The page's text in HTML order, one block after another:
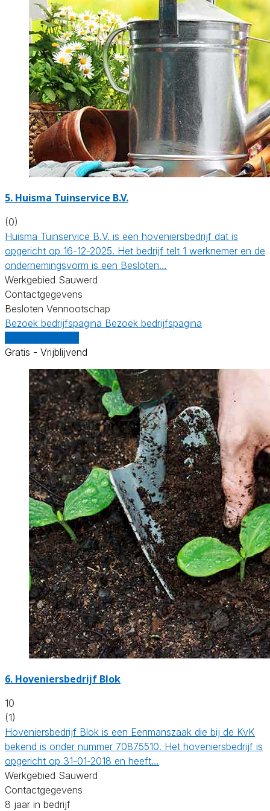
5. Huisma Tuinservice B.V.
(0)
Huisma Tuinservice B.V. is een hoveniersbedrijf dat is
opgericht op 16-12-2025. Het bedrijf telt 1 werknemer en de
ondernemingsvorm is een Besloten…
Werkgebied Sauwerd
Contactgegevens
Besloten Vennootschap
Bezoek bedrijfspagina Bezoek bedrijfspagina
Gratis - Vrijblijvend
6. Hoveniersbedrijf Blok
10
(1)
Hoveniersbedrijf Blok is een Eenmanszaak die bij de KvK
bekend is onder nummer 70875510. Het hoveniersbedrijf is
opgericht op 31-01-2018 en heeft…
Werkgebied Sauwerd
Contactgegevens
8 jaar in bedrijf